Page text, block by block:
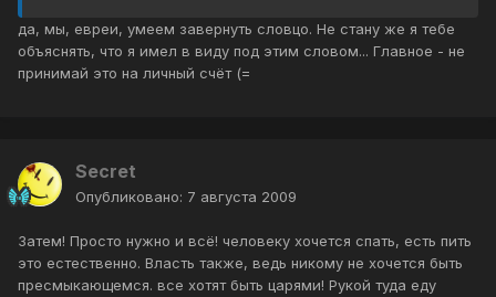
да, мы, евреи, умеем завернуть словцо. Не стану же я тебе
объяснять, что я имел в виду под этим словом... Главное - не
принимай это на личный счёт (=
Secret
Опубликовано: 7 августа 2009
Затем! Просто нужно и всё! человеку хочется спать, есть пить
это естественно. Власть также, ведь никому не хочется быть
пресмыкающемся. все хотят быть царями! Рукой туда еду